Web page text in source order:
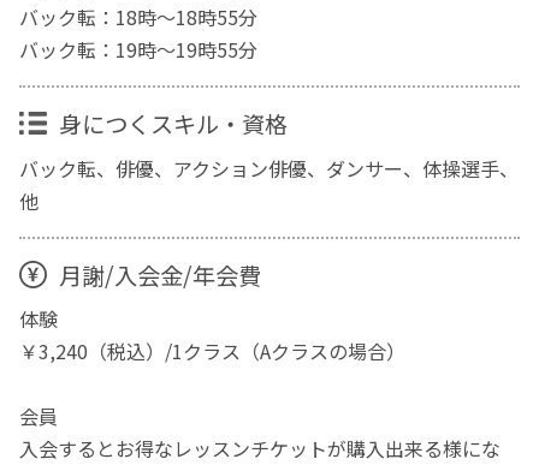
バック転：18時～18時55分
バック転：19時～19時55分
身につくスキル・資格
バック転、俳優、アクション俳優、ダンサー、体操選手、
他
月謝/入会金/年会費
体験
￥3,240（税込）/1クラス（Aクラスの場合）
会員
入会するとお得なレッスンチケットが購入出来る様にな